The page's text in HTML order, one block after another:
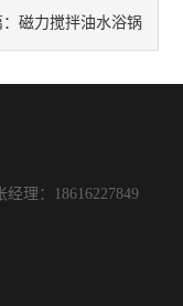
磁力搅拌油水浴锅
理：18616227849